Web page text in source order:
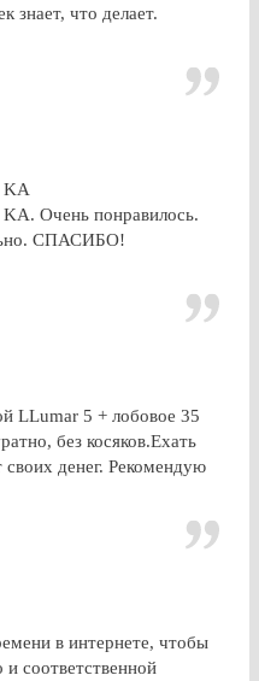
знает, что делает.
KA
Очень понравилось.
СПАСИБО!
LLumar 5 + лобовое 35
без косяков.Ехать
денег. Рекомендую
в интернете, чтобы
и соответственной